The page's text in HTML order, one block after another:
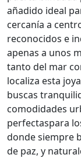
añadido ideal
cercanía a
reconocidos e
apenas a unos
tanto del mar
localiza esta
buscas
comodidades
perfectaspara
donde siempre
de paz, y